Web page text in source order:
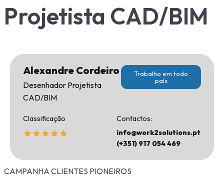
Projetista CAD/BIM
Alexandre Cordeiro
Desenhador Projetista
CAD/BIM
Trabalho em todo
país
Classificação
Contactos:
info@work2solutions.pt
(+351) 917 054 469
CAMPANHA CLIENTES PIONEIROS